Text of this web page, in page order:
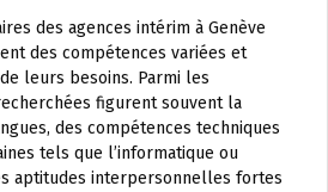
des agences intérim à Genève
des compétences variées et
leurs besoins. Parmi les
figurent souvent la
des compétences techniques
tels que l’informatique ou
aptitudes interpersonnelles fortes